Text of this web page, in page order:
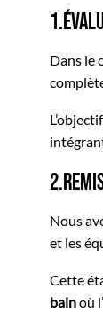
Dans le
Nous
et les
Cette
bainoù